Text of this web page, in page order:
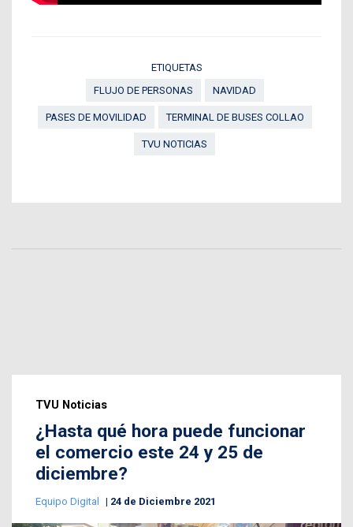
ETIQUETAS
FLUJO DE PERSONAS
NAVIDAD
PASES DE MOVILIDAD TERMINAL DE BUSES COLLAO
TVU NOTICIAS
TVU Noticias
¿Hasta qué hora puede funcionar
el comercio este 24 y 25 de
diciembre?
Equipo Digital 24 de Diciembre 2021